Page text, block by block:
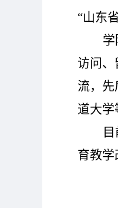
“山东
访问
流，
道大学
育教学